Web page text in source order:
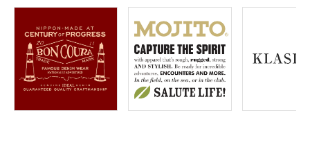
ACCOUNT MENU
ようこそ ゲスト 様
meeting_room ログイン 会員登録